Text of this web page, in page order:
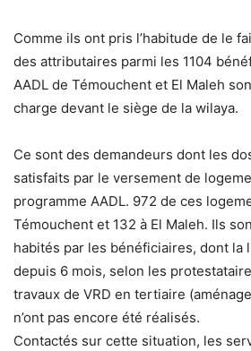
Comme ils ont pris l’habitude de le
des attributaires parmi les 1104
AADL de Témouchent et El Maleh
charge devant le siège de la wilaya.
Ce sont des demandeurs dont les
satisfaits par le versement de
programme AADL. 972 de ces
Témouchent et 132 à El Maleh. Ils
habités par les bénéficiaires, dont la
depuis 6 mois, selon les
travaux de VRD en tertiaire
n’ont pas encore été réalisés.
Contactés sur cette situation, les